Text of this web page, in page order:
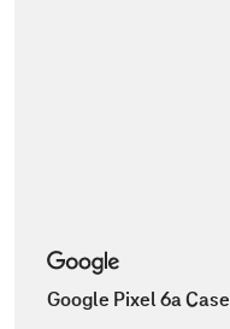
Google Pixel 6a Case